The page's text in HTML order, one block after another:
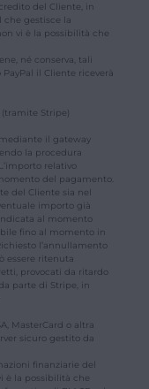
del Cliente, in
gestisce la
vi è la possibilità che
né conserva, tali
il Cliente riceverà
Stripe)
il gateway
la procedura
relativo
del pagamento.
del Cliente sia nel
importo già
al momento
fino al momento in
l’annullamento
essere ritenuta
provocati da ritardo
parte di Stripe, in
MasterCard o altra
sicuro gestito da
finanziarie del
è la possibilità che